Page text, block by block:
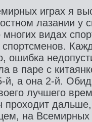
играх я
лазании у
видах
ошибка
в паре с
й, а она 2-й.
лучшего
проходит
на Всемирных